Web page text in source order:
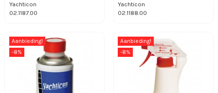
Yachticon
02.1187.00
Yachticon
02.1188.00
Aanbieding!
-8%
Aanbieding!
-8%